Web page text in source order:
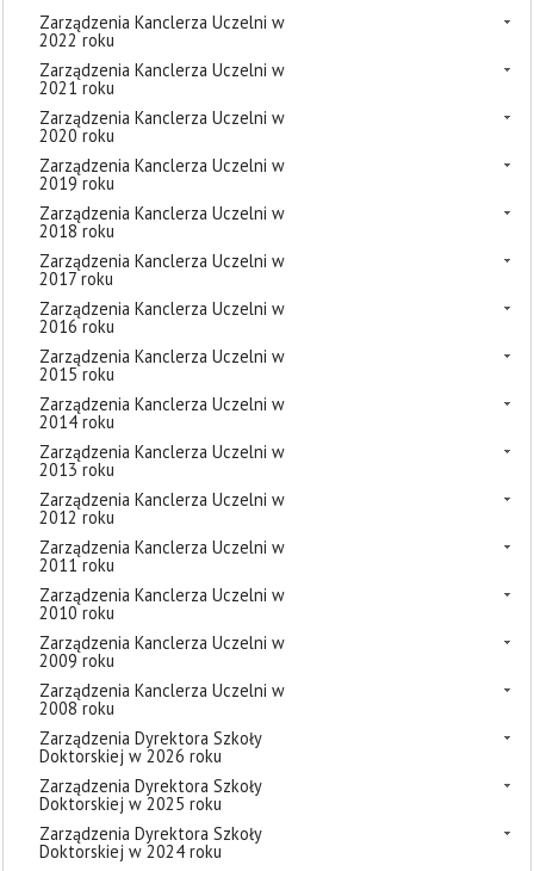
Zarządzenia Kanclerza Uczelni w
2022 roku
Zarządzenia Kanclerza Uczelni w
2021 roku
Zarządzenia Kanclerza Uczelni w
2020 roku
Zarządzenia Kanclerza Uczelni w
2019 roku
Zarządzenia Kanclerza Uczelni w
2018 roku
Zarządzenia Kanclerza Uczelni w
2017 roku
Zarządzenia Kanclerza Uczelni w
2016 roku
Zarządzenia Kanclerza Uczelni w
2015 roku
Zarządzenia Kanclerza Uczelni w
2014 roku
Zarządzenia Kanclerza Uczelni w
2013 roku
Zarządzenia Kanclerza Uczelni w
2012 roku
Zarządzenia Kanclerza Uczelni w
2011 roku
Zarządzenia Kanclerza Uczelni w
2010 roku
Zarządzenia Kanclerza Uczelni w
2009 roku
Zarządzenia Kanclerza Uczelni w
2008 roku
Zarządzenia Dyrektora Szkoły
Doktorskiej w 2026 roku
Zarządzenia Dyrektora Szkoły
Doktorskiej w 2025 roku
Zarządzenia Dyrektora Szkoły
Doktorskiej w 2024 roku